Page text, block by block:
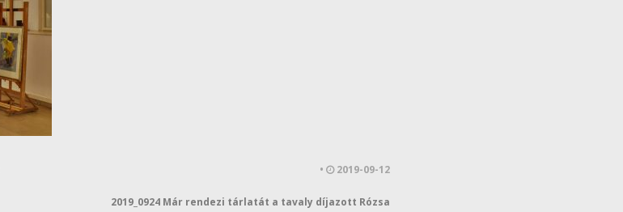
• 2019-09-12
2019_0924 Már rendezi tárlatát a tavaly díjazott Rózsa